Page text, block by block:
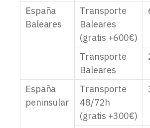
España
Baleares
Transporte
Baleares
(gratis +600€)
Transporte
Baleares
España
peninsular
Transporte
48/72h
(gratis +300€)